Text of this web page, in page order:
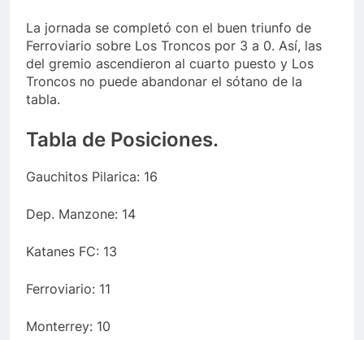
La jornada se completó con el buen triunfo de
Ferroviario sobre Los Troncos por 3 a 0. Así, las
del gremio ascendieron al cuarto puesto y Los
Troncos no puede abandonar el sótano de la
tabla.
Tabla de Posiciones.
Gauchitos Pilarica: 16
Dep. Manzone: 14
Katanes FC: 13
Ferroviario: 11
Monterrey: 10